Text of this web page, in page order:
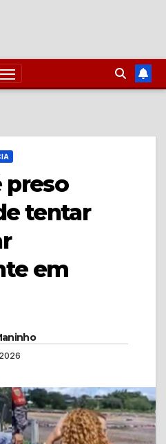
preso
tentar
em